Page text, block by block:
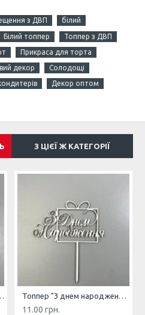
з ДВП білий
Білий топпер
Топпер з ДВП
Прикраса для торта
декор
Солодощі
Декор оптом
З ЦІЄЇ Ж КАТЕГОРІЇ
11.00 грн.